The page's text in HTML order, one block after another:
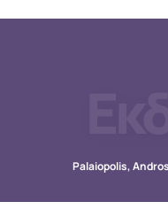
Palaiopolis,